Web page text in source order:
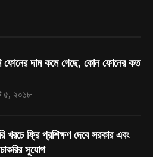
ফোনের দাম কমে গেছে, কোন ফোনের কত
৫, ২০১৮
খরচে ফ্রি প্রশিক্ষণ দেবে সরকার এবং
সুযোগ